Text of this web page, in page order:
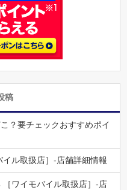
稿
？要チェックおすすめポイ
ル取扱店］-店舗詳細情報
ワイモバイル取扱店］-店